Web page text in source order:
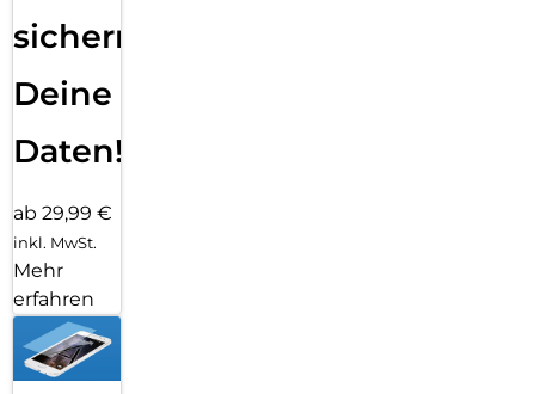
sichern
Deine
Daten!
ab 29,99 €
inkl. MwSt.
Mehr
erfahren